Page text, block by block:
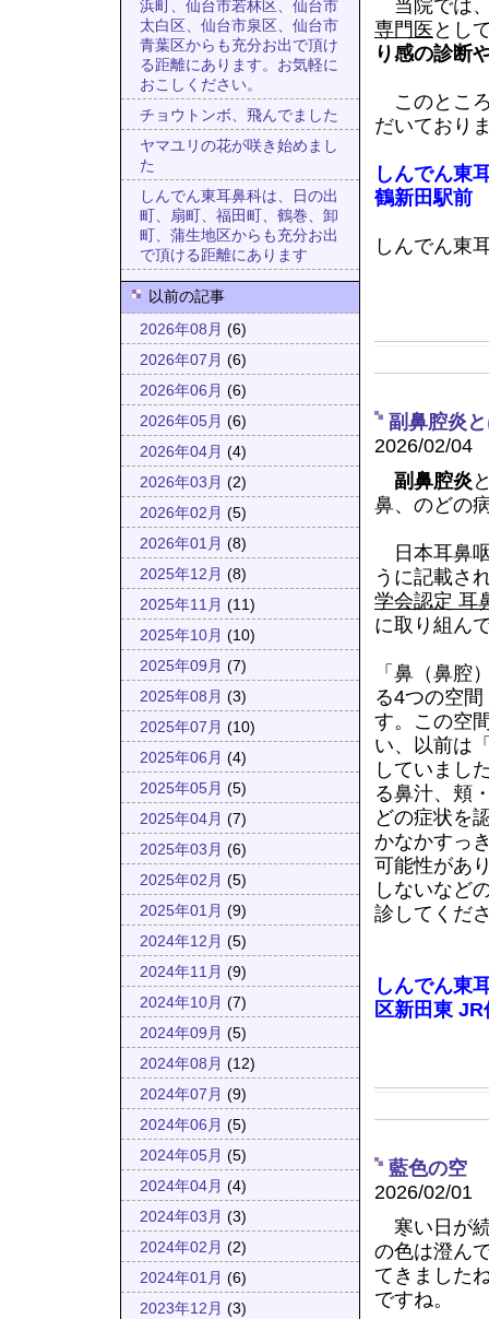
浜町、仙台市若林区、仙台市
太白区、仙台市泉区、仙台市
青葉区からも充分お出で頂け
る距離にあります。お気軽に
おこしください。
チョウトンボ、飛んでました
ヤマユリの花が咲き始めまし
た
しんでん東耳鼻科は、日の出
町、扇町、福田町、鶴巻、卸
町、蒲生地区からも充分お出
で頂ける距離にあります
以前の記事
2026年08月 (6)
2026年07月 (6)
2026年06月 (6)
2026年05月 (6)
2026年04月 (4)
2026年03月 (2)
2026年02月 (5)
2026年01月 (8)
2025年12月 (8)
2025年11月 (11)
2025年10月 (10)
2025年09月 (7)
2025年08月 (3)
2025年07月 (10)
2025年06月 (4)
2025年05月 (5)
2025年04月 (7)
2025年03月 (6)
2025年02月 (5)
2025年01月 (9)
2024年12月 (5)
2024年11月 (9)
2024年10月 (7)
2024年09月 (5)
2024年08月 (12)
2024年07月 (9)
2024年06月 (5)
2024年05月 (5)
2024年04月 (4)
2024年03月 (3)
2024年02月 (2)
2024年01月 (6)
2023年12月 (3)
当院では
専門医 とし
り感の診断
このとこ
だいており
しんでん東
鶴新田駅前
しんでん東
副鼻腔炎
2026/02/04
副鼻腔炎
鼻、のどの
日本耳鼻
うに記載さ
学会認定 耳
に取り組ん
「鼻（鼻腔
る4つの空
す。この空
い、以前は
していまし
る鼻汁、頬
どの症状を
かなかすっ
可能性があ
しないなど
診してくだ
しんでん東
区新田東 JR
藍色の空
2026/02/01
寒い日が
の色は澄ん
てきました
ですね。